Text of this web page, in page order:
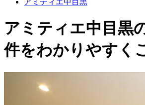
アミティエ中目黒
アミティエ中目黒
件をわかりやすく